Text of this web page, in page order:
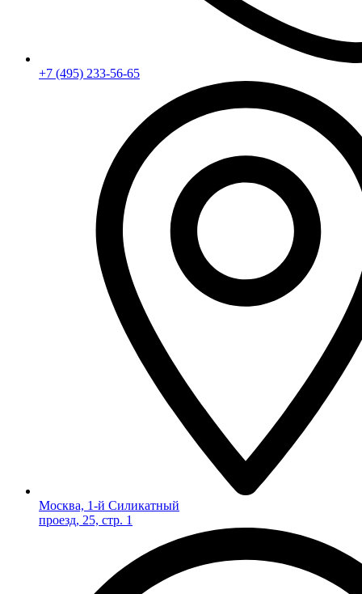
+7 (495) 233-56-65
Москва, 1-й Силикатный
проезд, 25, стр. 1